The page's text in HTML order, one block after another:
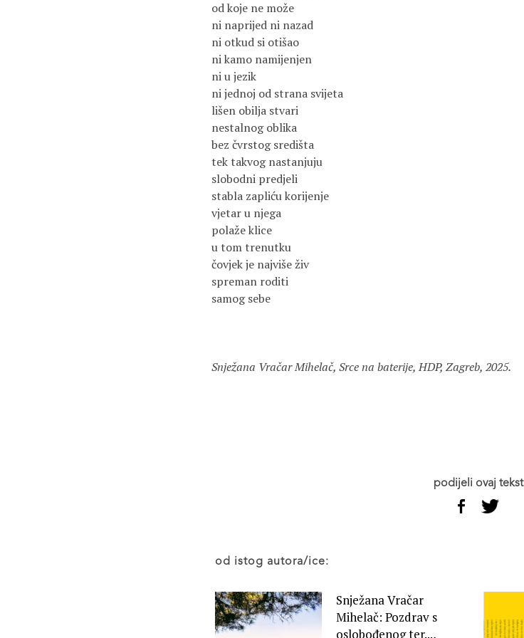
od koje ne može
ni naprijed ni nazad
ni otkud si otišao
ni kamo namijenjen
ni u jezik
ni jednoj od strana svijeta
lišen obilja stvari
nestalnog oblika
bez čvrstog središta
tek takvog nastanjuju
slobodni predjeli
stabla zapliću korijenje
vjetar u njega
polaže klice
u tom trenutku
čovjek je najviše živ
spreman roditi
samog sebe
Snježana Vračar Mihelač, Srce na baterije, HDP, Zagreb, 2025.
podijeli ovaj tekst
od istog autora/ice:
Snježana Vračar
Mihelač: Pozdrav s
oslobođenog ter...,